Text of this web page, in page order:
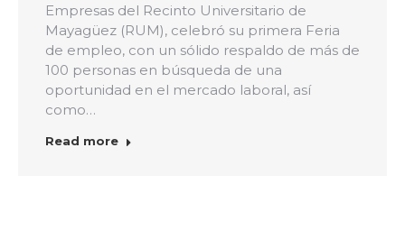
Empresas del Recinto Universitario de
Mayagüez (RUM), celebró su primera Feria
de empleo, con un sólido respaldo de más de
100 personas en búsqueda de una
oportunidad en el mercado laboral, así
como…
Read more